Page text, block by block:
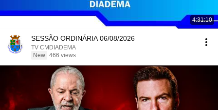
4:31:10
SESSÃO ORDINÁRIA 06/08/2026
TV CMDIADEMA
New 466 views